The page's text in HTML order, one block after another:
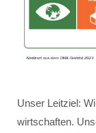
Unser Leitziel:
wirtschaften.